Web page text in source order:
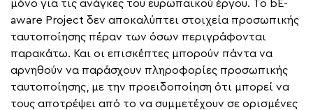
μόνο για τις ανάγκες του ευρωπαϊκού έργου. Το bE-
aware Project δεν αποκαλύπτει στοιχεία προσωπικής
ταυτοποίησης πέραν των όσων περιγράφονται
παρακάτω. Και οι επισκέπτες μπορούν πάντα να
αρνηθούν να παράσχουν πληροφορίες προσωπικής
ταυτοποίησης, με την προειδοποίηση ότι μπορεί να
τους αποτρέψει από το να συμμετέχουν σε ορισμένες